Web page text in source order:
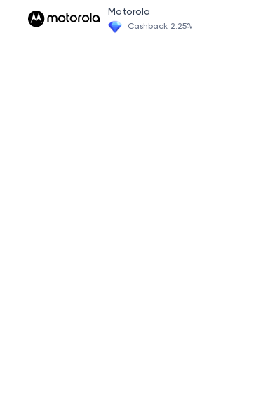
Motorola
Cashback 2.25%